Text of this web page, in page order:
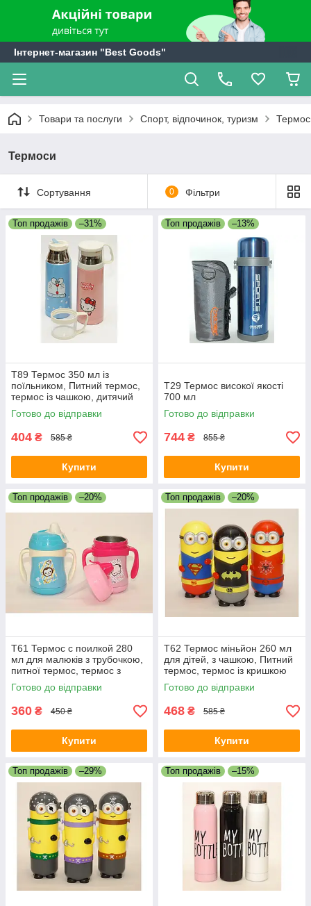
Інтернет-магазин "Best Goods"
Товари та послуги Спорт, відпочинок, туризм
Термоси
Сортування 0 Фільтри
Топ продажів –31%
T89 Термос 350 мл із
поїльником, Питний термос,
термос із чашкою, дитячий
термос
Готово до відправки
404 ₴ 585 ₴
Купити
Топ продажів –13%
T29 Термос високої якості
700 мл
Готово до відправки
744 ₴ 855 ₴
Купити
Топ продажів –20%
T61 Термос с поилкой 280
мл для малюків з трубочкою,
питної термос, термос з
кришкою, термос для напоїв
Готово до відправки
360 ₴ 450 ₴
Купити
Топ продажів –20%
T62 Термос міньйон 260 мл
для дітей, з чашкою, Питний
термос, термос із кришкою
Готово до відправки
468 ₴ 585 ₴
Купити
Топ продажів –29% Топ продажів –15%